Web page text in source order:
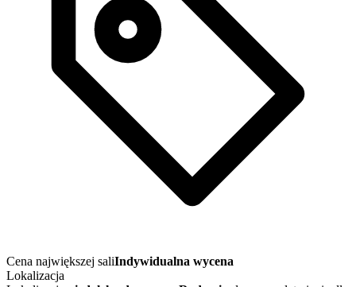
Cena największej saliIndywidualna wycena
Lokalizacja